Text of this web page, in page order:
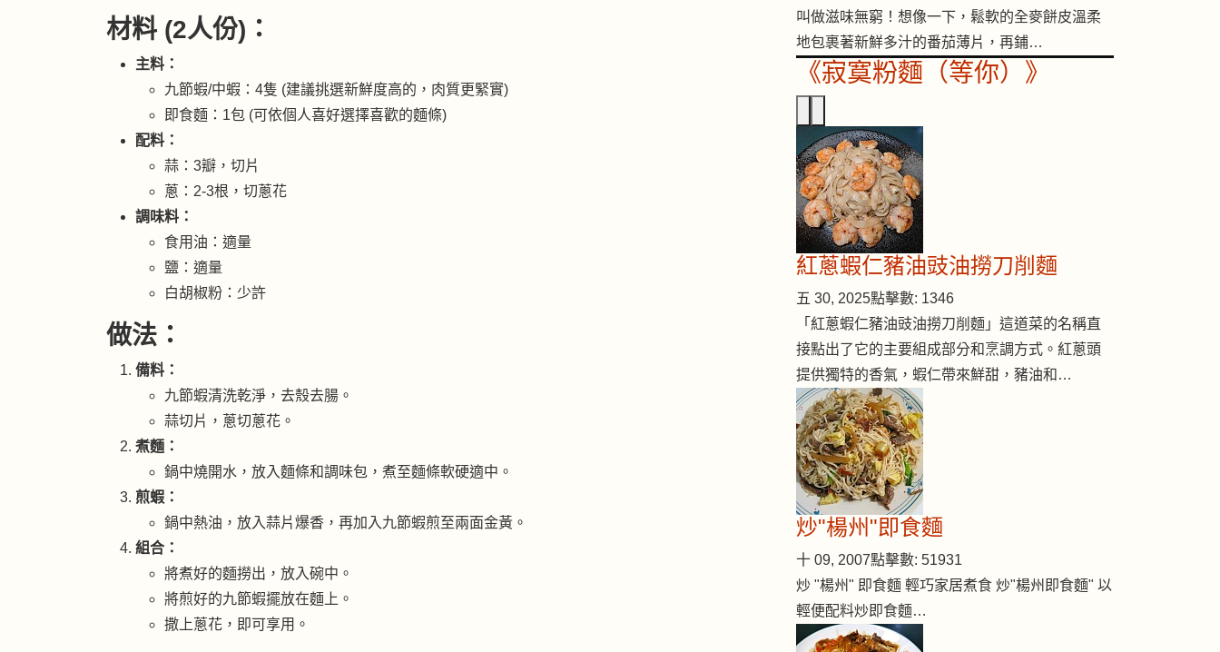
材料 (2人份)：
主料：
九節蝦/中蝦：4隻 (建議挑選新鮮度高的，肉質更緊實)
即食麵：1包 (可依個人喜好選擇喜歡的麵條)
配料：
蒜：3瓣，切片
蔥：2-3根，切蔥花
調味料：
食用油：適量
鹽：適量
白胡椒粉：少許
做法：
備料：
九節蝦清洗乾淨，去殼去腸。
蒜切片，蔥切蔥花。
煮麵：
鍋中燒開水，放入麵條和調味包，煮至麵條軟硬適中。
煎蝦：
鍋中熱油，放入蒜片爆香，再加入九節蝦煎至兩面金黃。
組合：
將煮好的麵撈出，放入碗中。
將煎好的九節蝦擺放在麵上。
撒上蔥花，即可享用。
叫做滋味無窮！想像一下，鬆軟的全麥餅皮溫柔
地包裹著新鮮多汁的番茄薄片，再鋪…
《寂寞粉麵（等你）》
紅蔥蝦仁豬油豉油撈刀削麵
五 30, 2025點擊數: 1346
「紅蔥蝦仁豬油豉油撈刀削麵」這道菜的名稱直
接點出了它的主要組成部分和烹調方式。紅蔥頭
提供獨特的香氣，蝦仁帶來鮮甜，豬油和…
炒"楊州"即食麵
十 09, 2007點擊數: 51931
炒 "楊州" 即食麵 輕巧家居煮食 炒"楊州即食麵" 以
輕便配料炒即食麵…